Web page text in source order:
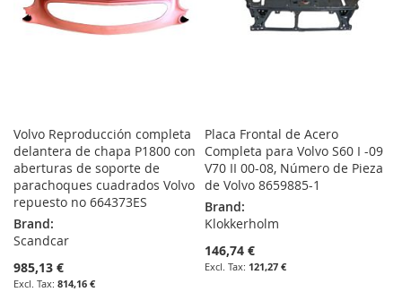
Volvo Reproducción completa
delantera de chapa P1800 con
aberturas de soporte de
parachoques cuadrados Volvo
repuesto no 664373ES
Brand:
Scandcar
985,13 €
814,16 €
Placa Frontal de Acero
Completa para Volvo S60 I -09
V70 II 00-08, Número de Pieza
de Volvo 8659885-1
Brand:
Klokkerholm
146,74 €
121,27 €